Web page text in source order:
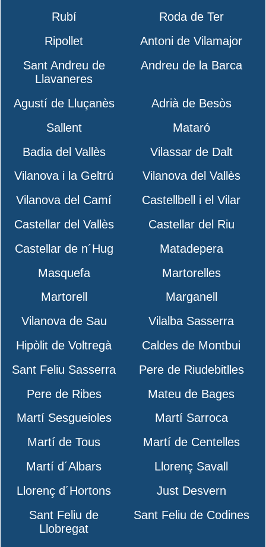
Rubí
Roda de Ter
Ripollet
Antoni de Vilamajor
Sant Andreu de
Llavaneres
Andreu de la Barca
Agustí de Lluçanès
Adrià de Besòs
Sallent
Mataró
Badia del Vallès
Vilassar de Dalt
Vilanova i la Geltrú
Vilanova del Vallès
Vilanova del Camí
Castellbell i el Vilar
Castellar del Vallès
Castellar del Riu
Castellar de n´Hug
Matadepera
Masquefa
Martorelles
Martorell
Marganell
Vilanova de Sau
Vilalba Sasserra
Hipòlit de Voltregà
Caldes de Montbui
Sant Feliu Sasserra
Pere de Riudebitlles
Pere de Ribes
Mateu de Bages
Martí Sesgueioles
Martí Sarroca
Martí de Tous
Martí de Centelles
Martí d´Albars
Llorenç Savall
Llorenç d´Hortons
Just Desvern
Sant Feliu de
Llobregat
Sant Feliu de Codines